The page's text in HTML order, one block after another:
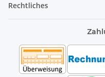
Rechtliches